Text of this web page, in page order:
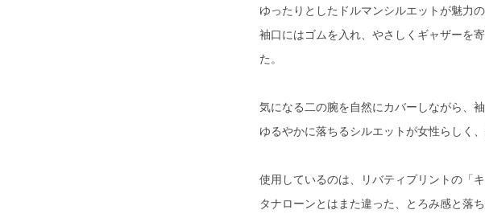
ゆったりとしたドルマンシルエットが魅力
袖口にはゴムを入れ、やさしくギャザーを
た。
気になる二の腕を自然にカバーしながら、
ゆるやかに落ちるシルエットが女性らしく
使用しているのは、リバティプリントの「
タナローンとはまた違った、とろみ感と落